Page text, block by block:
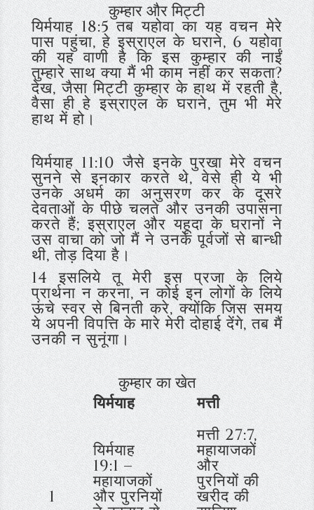
कुम्हार और मिट्टी
यिर्मयाह 18:5 तब यहोवा का यह वचन मेरे
पास पहुंचा, हे इस्राएल के घराने, 6 यहोवा
की यह वाणी है कि इस कुम्हार की नाईं
तुम्हारे साथ क्या मैं भी काम नहीं कर सकता?
देख, जैसा मिट्टी कुम्हार के हाथ में रहती है,
वैसा ही हे इस्राएल के घराने, तुम भी मेरे
हाथ में हो।
यिर्मयाह 11:10 जैसे इनके पुरखा मेरे वचन
सुनने से इनकार करते थे, वेसे ही ये भी
उनके अधर्म का अनुसरण कर के दूसरे
देवताओं के पीछे चलते और उनकी उपासना
करते हैं; इस्राएल और यहूदा के घरानों ने
उस वाचा को जो मैं ने उनके पूर्वजों से बान्धी
थी, तोड़ दिया है।
14 इसलिये तू मेरी इस प्रजा के लिये
प्रार्थना न करना, न कोई इन लोगों के लिये
ऊंचे स्वर से बिनती करे, क्योंकि जिस समय
ये अपनी विपत्ति के मारे मेरी दोहाई देंगे, तब मैं
उनकी न सुनूंगा।
कुम्हार का खेत
यिर्मयाह
मत्ती
1
यिर्मयाह
19:1 –
महायाजकों
और पुरनियों
मत्ती 27:7,
महायाजकों
और
पुरनियों की
खरीद की